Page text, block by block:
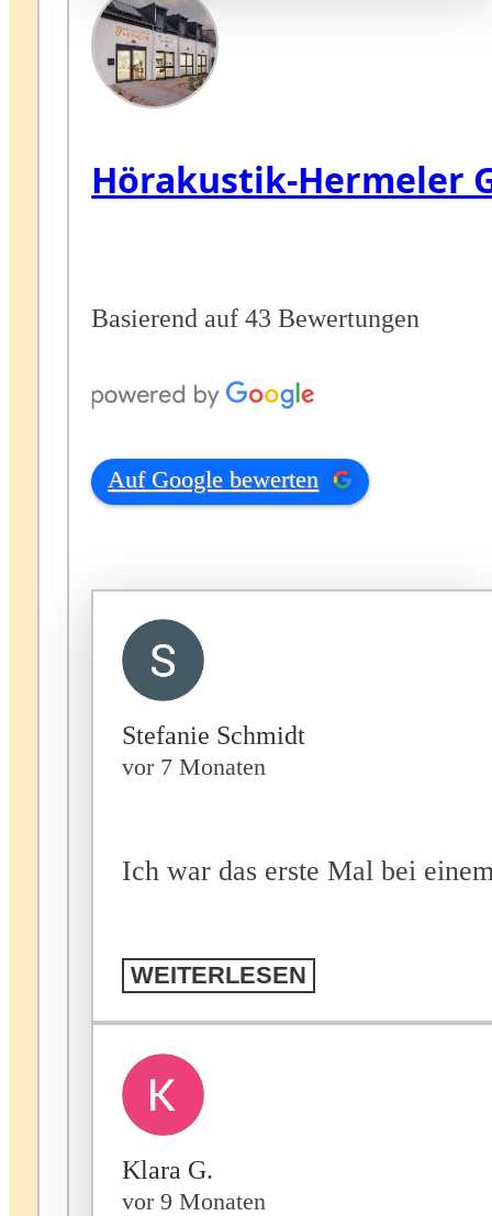
Hörakustik-Hermeler
Basierend auf 43 Bewertungen
Auf Google bewerten
Stefanie Schmidt
vor 7 Monaten
Ich war das erste Mal bei
WEITERLESEN
Klara G.
vor 9 Monaten